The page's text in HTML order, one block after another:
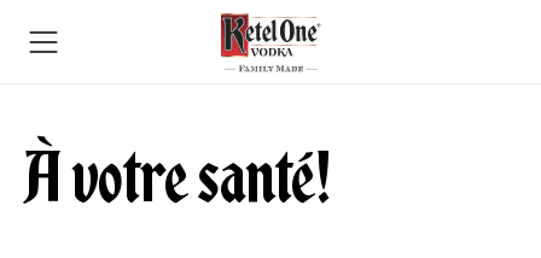
À votre santé!